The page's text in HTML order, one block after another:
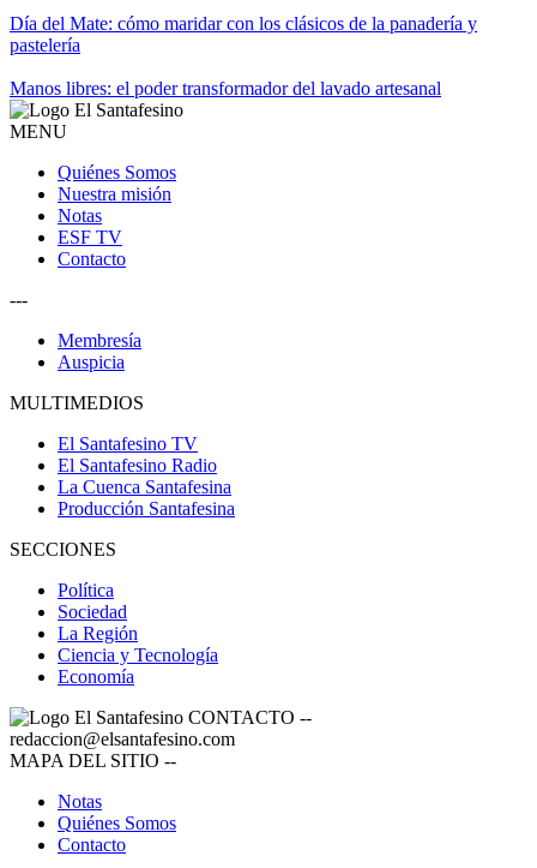
Día del Mate: cómo maridar con los clásicos de la panadería y
pastelería
Manos libres: el poder transformador del lavado artesanal
MENU
Quiénes Somos
Nuestra misión
Notas
ESF TV
Contacto
---
Membresía
Auspicia
MULTIMEDIOS
El Santafesino TV
El Santafesino Radio
La Cuenca Santafesina
Producción Santafesina
SECCIONES
Política
Sociedad
La Región
Ciencia y Tecnología
Economía
CONTACTO --
redaccion@elsantafesino.com
MAPA DEL SITIO --
Notas
Quiénes Somos
Contacto